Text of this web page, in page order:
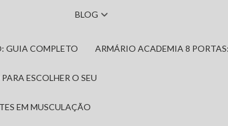
BLOG
GUIA COMPLETO ARMÁRIO ACADEMIA 8
ESCOLHER O SEU
EM MUSCULAÇÃO